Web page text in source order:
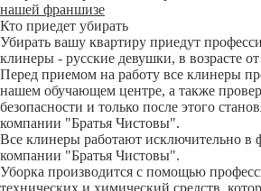
нашей франшизе
Кто приедет убирать
Убирать вашу квартиру приедут
клинеры - русские девушки, в возрасте
Перед приемом на работу все клинеры
нашем обучающем центре, а также
безопасности и только после этого
компании "Братья Чистовы".
Все клинеры работают исключительно в
компании "Братья Чистовы".
Уборка производится с помощью
технических и химический средств,